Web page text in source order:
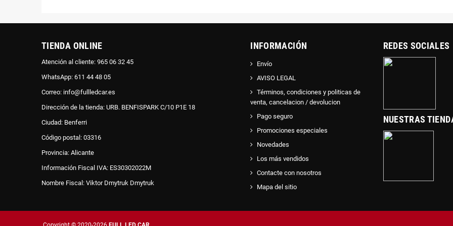
TIENDA ONLINE
Atención al cliente: 965 06 32 45
WhatsApp: 611 44 48 05
Correo: info@fullledcar.es
Dirección de la tienda: URB. BENFISPARK C/10 P1E 18
Ciudad: Benferri
Código postal: 03316
Provincia: Alicante
Información Fiscal IVA: ES30302022M
Nombre Fiscal: Viktor Dmytruk Dmytruk
INFORMACIÓN
Envío
AVISO LEGAL
Términos, condiciones y politicas de
venta, cancelacion / devolucion
Pago seguro
Promociones especiales
Novedades
Los más vendidos
Contacte con nosotros
Mapa del sitio
REDES SOCIALES
NUESTRAS